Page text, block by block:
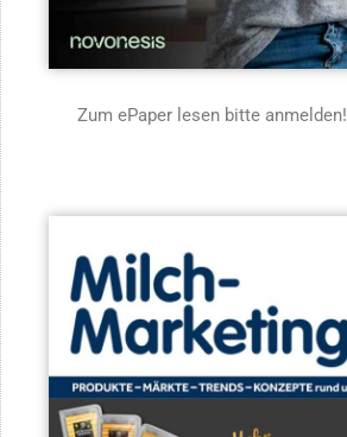
Zum ePaper lesen bitte anmelden!